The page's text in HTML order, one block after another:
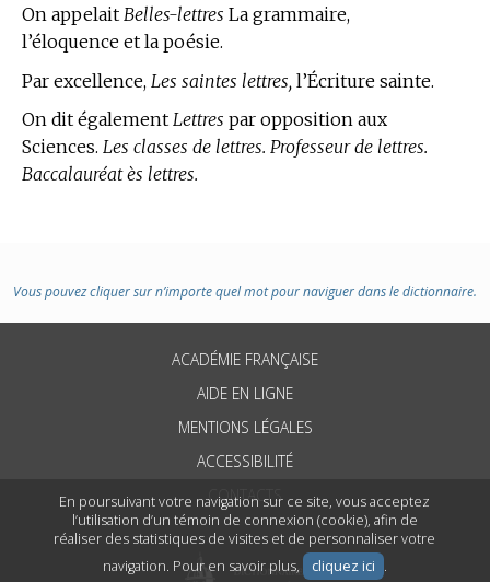
En poursuivant votre navigation sur ce site, vous acceptez
l’utilisation d’un témoin de connexion (cookie), afin de
réaliser des statistiques de visites et de personnaliser votre
navigation. Pour en savoir plus,
cliquez ici .
On appelait Belles-lettres La grammaire,
l’éloquence et la poésie.
Par excellence, Les saintes lettres, l’Écriture sainte.
On dit également Lettres par opposition aux
Sciences. Les classes de lettres. Professeur de lettres.
Baccalauréat ès lettres.
Vous pouvez cliquer sur n’importe quel mot pour naviguer dans le dictionnaire.
ACADÉMIE FRANÇAISE
AIDE EN LIGNE
MENTIONS LÉGALES
ACCESSIBILITÉ
CONTACTS